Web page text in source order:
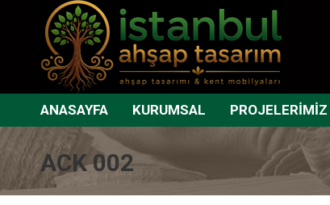
ANASAYFA KURUMSAL PROJELERİMİZ
ACK 002